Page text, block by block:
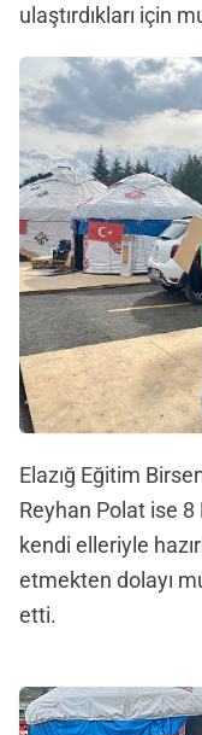
ulaştırdıkları için
Elazığ Eğitim
Reyhan Polat ise 8
kendi elleriyle
etmekten dolayı
etti.